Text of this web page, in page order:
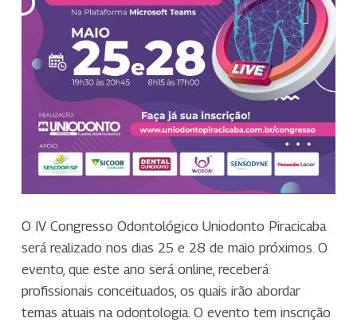
O IV Congresso Odontológico Uniodonto Piracicaba
será realizado nos dias 25 e 28 de maio próximos. O
evento, que este ano será online, receberá
profissionais conceituados, os quais irão abordar
temas atuais na odontologia. O evento tem inscrição